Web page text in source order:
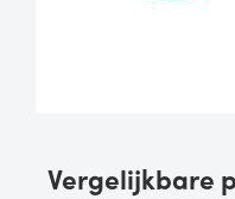
Vergelijkbare